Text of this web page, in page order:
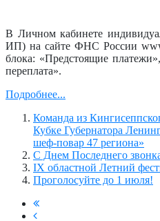
В Личном кабинете
ИП) на сайте ФНС России
блока: «Предстоящие
переплата».
Подробнее...
Команда из
Кубке Губернатора
шеф-повар 47 региона»
С Днем Последнего
IX областной Летний
Проголосуйте до 1 июля!